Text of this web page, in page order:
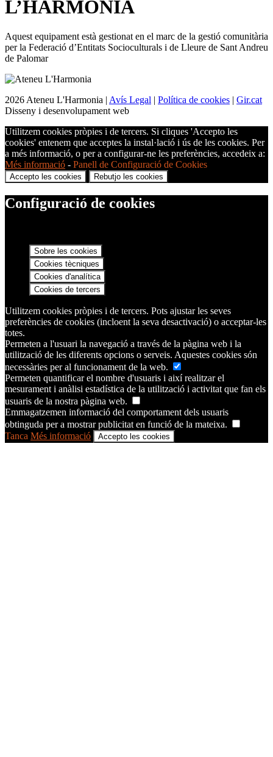
L’HARMONIA
Aquest equipament està gestionat en el marc de la gestió comunitària
per la Federació d’Entitats Socioculturals i de Lleure de Sant Andreu
de Palomar
2026 Ateneu L'Harmonia | Avís Legal Política de cookies
Gir.cat
Disseny i desenvolupament web
Utilitzem cookies pròpies i de tercers. Si cliques 'Accepto les
cookies' entenem que acceptes la instal·lació i ús de les cookies. Per
a més informació, o per a configurar-ne les preferències, accedeix a:
Més informació - Panell de Configuració de Cookies
Accepto les cookies Rebutjo les cookies
Configuració de cookies
Sobre les cookies
Cookies tècniques
Cookies d'analítica
Cookies de tercers
Utilitzem cookies pròpies i de tercers. Pots ajustar les seves
preferències de cookies (incloent la seva desactivació) o acceptar-les
totes.
Permeten a l'usuari la navegació a través de la pàgina web i la
utilització de les diferents opcions o serveis. Aquestes cookies són
necessàries per al funcionament de la web.
Permeten quantificar el nombre d'usuaris i així realitzar el
mesurament i anàlisi estadística de la utilització i activitat que fan els
usuaris de la nostra pàgina web.
Emmagatzemen informació del comportament dels usuaris
obtinguda per a mostrar publicitat en funció de la mateixa.
Tanca Més informació Accepto les cookies